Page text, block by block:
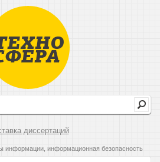
диссертаций
информации, информационная безопасность